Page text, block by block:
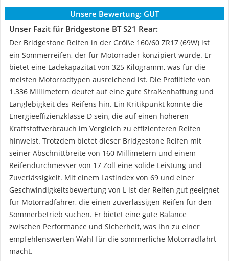
Unsere Bewertung: GUT
Unser Fazit für Bridgestone BT S21 Rear:
Der Bridgestone Reifen in der Größe 160/60 ZR17 (69W) ist
ein Sommerreifen, der für Motorräder konzipiert wurde. Er
bietet eine Ladekapazität von 325 Kilogramm, was für die
meisten Motorradtypen ausreichend ist. Die Profiltiefe von
1.336 Millimetern deutet auf eine gute Straßenhaftung und
Langlebigkeit des Reifens hin. Ein Kritikpunkt könnte die
Energieeffizienzklasse D sein, die auf einen höheren
Kraftstoffverbrauch im Vergleich zu effizienteren Reifen
hinweist. Trotzdem bietet dieser Bridgestone Reifen mit
seiner Abschnittbreite von 160 Millimetern und einem
Reifendurchmesser von 17 Zoll eine solide Leistung und
Zuverlässigkeit. Mit einem Lastindex von 69 und einer
Geschwindigkeitsbewertung von L ist der Reifen gut geeignet
für Motorradfahrer, die einen zuverlässigen Reifen für den
Sommerbetrieb suchen. Er bietet eine gute Balance
zwischen Performance und Sicherheit, was ihn zu einer
empfehlenswerten Wahl für die sommerliche Motorradfahrt
macht.